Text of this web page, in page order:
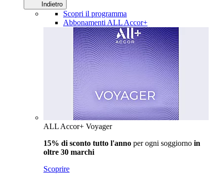
Indietro
Scopri il programma
Abbonamenti ALL Accor+
ALL Accor+ Voyager
15% di sconto tutto l'anno per ogni soggiorno in
oltre 30 marchi
Scoprire